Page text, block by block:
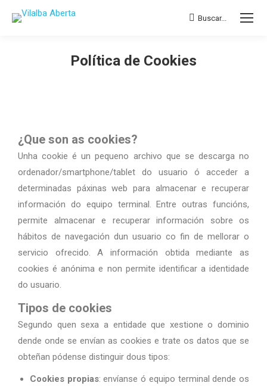
Buscar...
Política de Cookies
¿Que son as cookies?
Unha cookie é un pequeno archivo que se descarga no
ordenador/smartphone/tablet do usuario ó acceder a
determinadas páxinas web para almacenar e recuperar
información do equipo terminal. Entre outras funcións,
permite almacenar e recuperar información sobre os
hábitos de navegación dun usuario co fin de mellorar o
servicio ofrecido. A información obtida mediante as
cookies é anónima e non permite identificar a identidade
do usuario.
Tipos de cookies
Segundo quen sexa a entidade que xestione o dominio
dende onde se envían as cookies e trate os datos que se
obteñan pódense distinguir dous tipos:
Cookies propias: envíanse ó equipo terminal dende os